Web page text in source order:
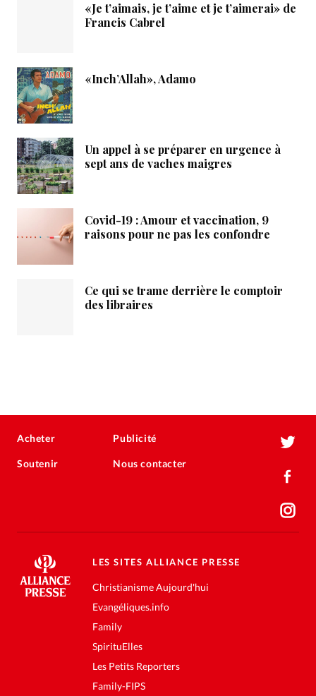
«Je t’aimais, je t’aime et je t’aimerai» de
Francis Cabrel
«Inch’Allah», Adamo
Un appel à se préparer en urgence à
sept ans de vaches maigres
Covid-19 : Amour et vaccination, 9
raisons pour ne pas les confondre
Ce qui se trame derrière le comptoir
des libraires
Acheter
Soutenir
Publicité
Nous contacter
LES SITES ALLIANCE PRESSE
Christianisme Aujourd'hui
Evangéliques.info
Family
SpirituElles
Les Petits Reporters
Family-FIPS